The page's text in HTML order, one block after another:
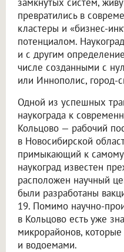
превратились в
кластеры и «бизнес-
потенциалом.
и с другим
числе созданными с
или Иннополис, город-
Одной из успешных
наукограда к
Кольцово — рабочий
в Новосибирской
примыкающий к самому
наукоград известен
расположен научный
были разработаны
19. Помимо научно-
в Кольцово есть уже
микрорайонов,
и водоемами.